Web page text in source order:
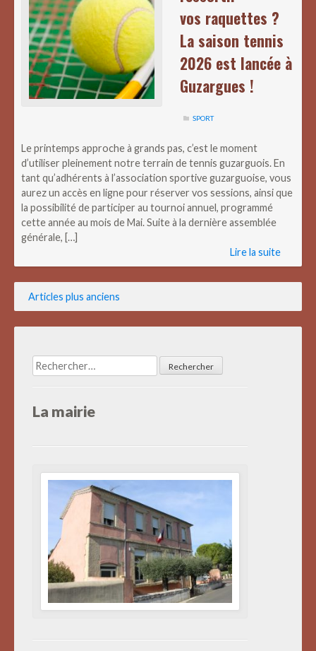
vos raquettes ?
La saison tennis
2026 est lancée à
Guzargues !
SPORT
Le printemps approche à grands pas, c’est le moment
d’utiliser pleinement notre terrain de tennis guzarguois. En
tant qu’adhérents à l’association sportive guzarguoise, vous
aurez un accès en ligne pour réserver vos sessions, ainsi que
la possibilité de participer au tournoi annuel, programmé
cette année au mois de Mai. Suite à la dernière assemblée
générale, […]
Lire la suite
Navigation
des
Articles plus anciens
Rechercher :
La mairie